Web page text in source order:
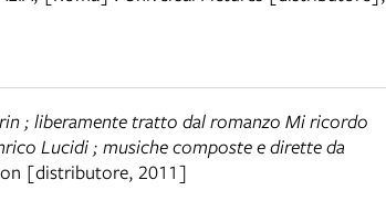
; liberamente tratto dal romanzo Mi ricordo
Lucidi ; musiche composte e dirette da
[distributore, 2011]